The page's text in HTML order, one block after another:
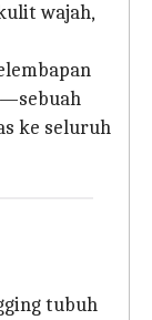
wajah,
ke seluruh
tubuh